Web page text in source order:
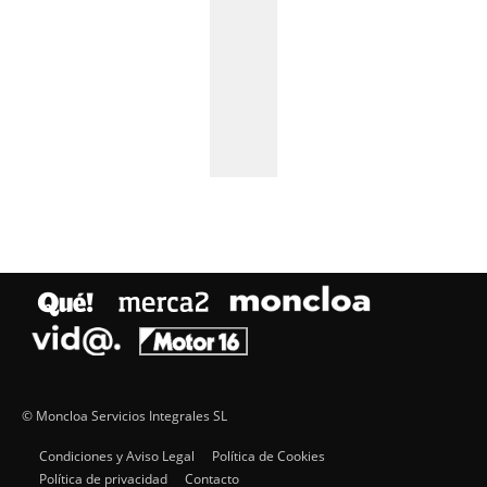
© Moncloa Servicios Integrales SL
Condiciones y Aviso Legal
Política de Cookies
Política de privacidad
Contacto